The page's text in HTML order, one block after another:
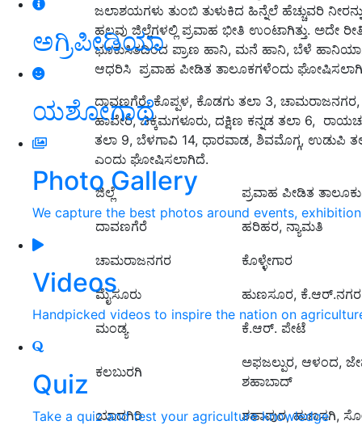
ಅಗ್ರಿಪೀಡಿಯಾ
ಯಶೋಗಾಥೆ
Photo Gallery
We capture the best photos around events,
Videos
Handpicked videos to inspire the nation on
Quiz
Take a quiz and test your agriculture knowledge
ಜಲಾಶಯಗಳು ತುಂಬಿ ತುಳುಕಿದ ಹಿನ್ನೆಲೆ ಹೆಚ್ಚುವರಿ
ಹಲವು ಜಿಲ್ಲೆಗಳಲ್ಲಿ ಪ್ರವಾಹ ಭೀತಿ ಉಂಟಾಗಿತ್ತು. ಅದೇ
ಭೂಕುಸಿತದಿಂದ ಪ್ರಾಣ ಹಾನಿ, ಮನೆ ಹಾನಿ, ಬೆಳೆ
ಆಧರಿಸಿ ಪ್ರವಾಹ ಪೀಡಿತ ತಾಲೂಕಗಳೆಂದು
ದಾವಣಗೆರೆ, ಕೊಪ್ಪಳ, ಕೊಡಗು ತಲಾ 3,
ಹಾವೇರಿ, ಚಿಕ್ಕಮಗಳೂರು, ದಕ್ಷಿಣ ಕನ್ನಡ ತಲಾ 6,
ತಲಾ 9, ಬೆಳಗಾವಿ 14, ಧಾರವಾಡ, ಶಿವಮೊಗ್ಗ, ಉಡುಪಿ
ಎಂದು ಘೋಷಿಸಲಾಗಿದೆ.
ಜಿಲ್ಲೆ ಪ್ರವಾಹ ಪೀಡಿತ
ದಾವಣಗೆರೆ ಹರಿಹರ, ನ್ಯಾಮತಿ
ಚಾಮರಾಜನಗರ ಕೊಳ್ಳೇಗಾರ
ಮೈಸೂರು ಹುಣಸೂರ,
ಮಂಡ್ಯ ಕೆ.ಆರ್. ಪೇಟೆ
ಕಲಬುರಗಿ
ಅಫಜಲ್ಪುರ, ಆಳಂದ,
ಶಹಾಬಾದ್
ಯಾದಗಿರಿ ಶಹಾಪುರ, ಹುಣಸಗಿ,